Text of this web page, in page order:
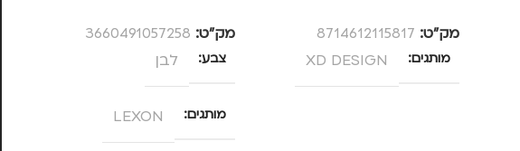
מק”ט: 8714612115817
מותגים XD DESIGN
מק”ט: 3660491057258
צבע לבן
מותגים LEXON